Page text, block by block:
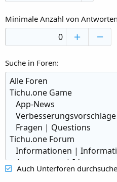
Minimale Anzahl von Antworten
Suche in Foren
Auch Unterforen